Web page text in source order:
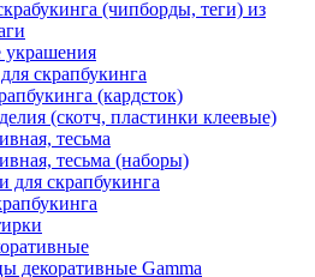
(чипборды, теги) из
украшения
скрапбукинга
(кардсток)
(скотч, пластинки клеевые)
тесьма
тесьма (наборы)
для скрапбукинга
декоративные Gamma